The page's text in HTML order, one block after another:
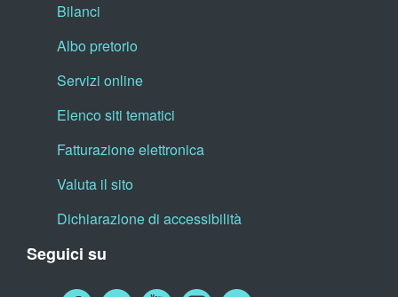
Bilanci
Albo pretorio
Servizi online
Elenco siti tematici
Fatturazione elettronica
Valuta il sito
Dichiarazione di accessibilità
Seguici su